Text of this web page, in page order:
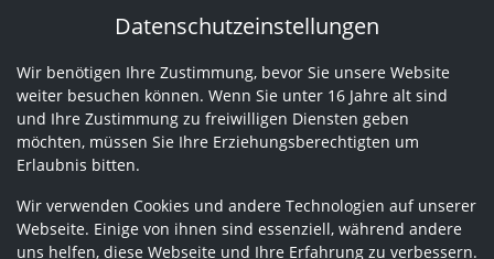
Datenschutzeinstellungen
Wir benötigen Ihre Zustimmung, bevor Sie unsere Website
weiter besuchen können. Wenn Sie unter 16 Jahre alt sind
und Ihre Zustimmung zu freiwilligen Diensten geben
möchten, müssen Sie Ihre Erziehungsberechtigten um
Erlaubnis bitten.
Wir verwenden Cookies und andere Technologien auf unserer
Webseite. Einige von ihnen sind essenziell, während andere
uns helfen, diese Webseite und Ihre Erfahrung zu verbessern.